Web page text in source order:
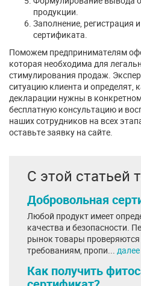
продукции.
Заполнение, регистрация
сертификата.
Поможем предпринимателям
которая необходима для
стимулирования продаж.
ситуацию клиента и определят,
декларации нужны в
бесплатную консультацию и
наших сотрудников на всех
оставьте заявку на сайте.
С этой статьей
Добровольная
Любой продукт имеет
качества и безопасности.
рынок товары проверяются
требованиям, пропи... далее
Как получить